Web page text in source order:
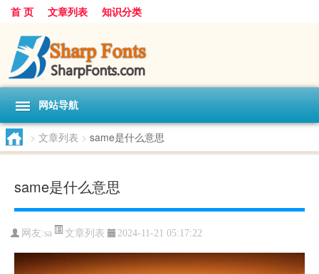
首 页 文章列表 知识分类
网站导航
> 文章列表 > same是什么意思
same是什么意思
网友:sa 文章列表 2024-11-21 05:17:22